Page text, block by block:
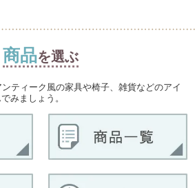
商品を選ぶ
ティーク風の家具や椅子、雑貨などのアイ
みましょう。